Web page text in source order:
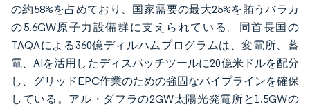
の約58%を占めており、国家需要の最大25%を賄うバラカ
の5.6GW原子力設備群に支えられている。同首長国の
TAQAによる360億ディルハムプログラムは、変電所、蓄
電、AIを活用したディスパッチツールに20億米ドルを配分
し、グリッドEPC作業のための強固なパイプラインを確保
している。アル・ダフラの2GW太陽光発電所と1.5GWの